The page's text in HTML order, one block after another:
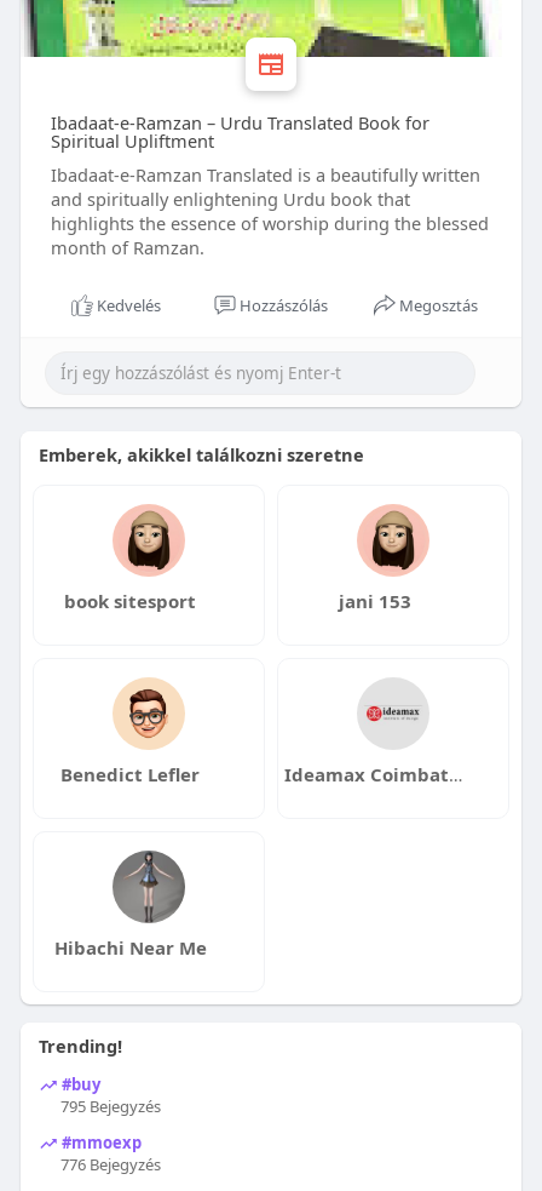
Ibadaat-e-Ramzan – Urdu Translated Book for
Spiritual Upliftment
Ibadaat-e-Ramzan Translated is a beautifully written
and spiritually enlightening Urdu book that
highlights the essence of worship during the blessed
month of Ramzan.
Kedvelés Hozzászólás Megosztás
Emberek, akikkel találkozni szeretne
book sitesport jani 153
Benedict Lefler Ideamax Coimbatore
Hibachi Near Me
Trending!
#buy
795 Bejegyzés
#mmoexp
776 Bejegyzés